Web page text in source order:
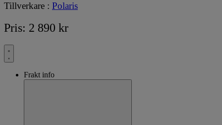
Tillverkare : Polaris
Pris: 2 890 kr
Frakt info